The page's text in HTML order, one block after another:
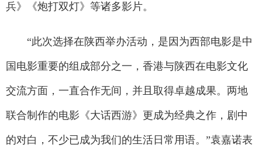
兵》《炮打双灯》等诸多影片。
“此次选择在陕西举办活动，是因为西部电影是中
国电影重要的组成部分之一，香港与陕西在电影文化
交流方面，一直合作无间，并且取得卓越成果。两地
联合制作的电影《大话西游》更成为经典之作，剧中
的对白，不少已成为我们的生活日常用语。”袁嘉诺表